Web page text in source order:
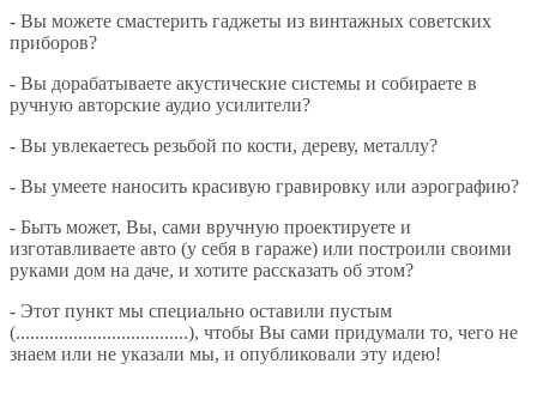
- Вы можете смастерить гаджеты из винтажных советских
приборов?
- Вы дорабатываете акустические системы и собираете в
ручную авторские аудио усилители?
- Вы увлекаетесь резьбой по кости, дереву, металлу?
- Вы умеете наносить красивую гравировку или аэрографию?
- Быть может, Вы, сами вручную проектируете и
изготавливаете авто (у себя в гараже) или построили своими
руками дом на даче, и хотите рассказать об этом?
- Этот пункт мы специально оставили пустым
(....................................), чтобы Вы сами придумали то, чего не
знаем или не указали мы, и опубликовали эту идею!